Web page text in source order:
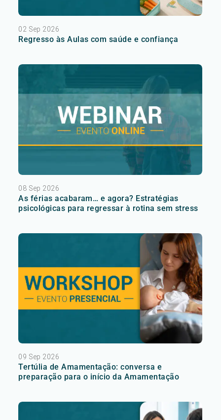
02 Sep 2026
Regresso às Aulas com saúde e confiança
08 Sep 2026
As férias acabaram… e agora? Estratégias
psicológicas para regressar à rotina sem stress
09 Sep 2026
Tertúlia de Amamentação: conversa e
preparação para o início da Amamentação